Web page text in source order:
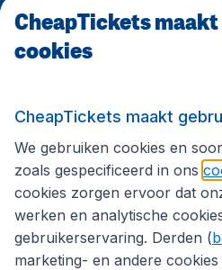
CheapTickets.be
Volg CheapTickets.be
CheapTickets
cookies
CheapTickets maakt
We gebruiken cookies en
zoals gespecificeerd in ons
cookies zorgen ervoor dat
werken en analytische
gebruikerservaring. Derden (
marketing- en andere